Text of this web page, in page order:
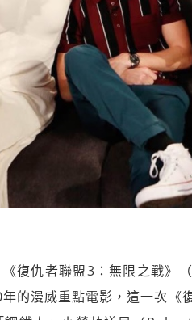
復仇者聯盟3：無限之戰
的漫威重點電影，這一次《